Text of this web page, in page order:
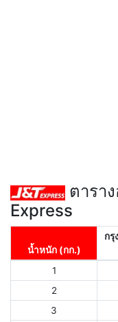
ตารา
Express
น้ำหนัก (กก.)
กรุ
1
2
3